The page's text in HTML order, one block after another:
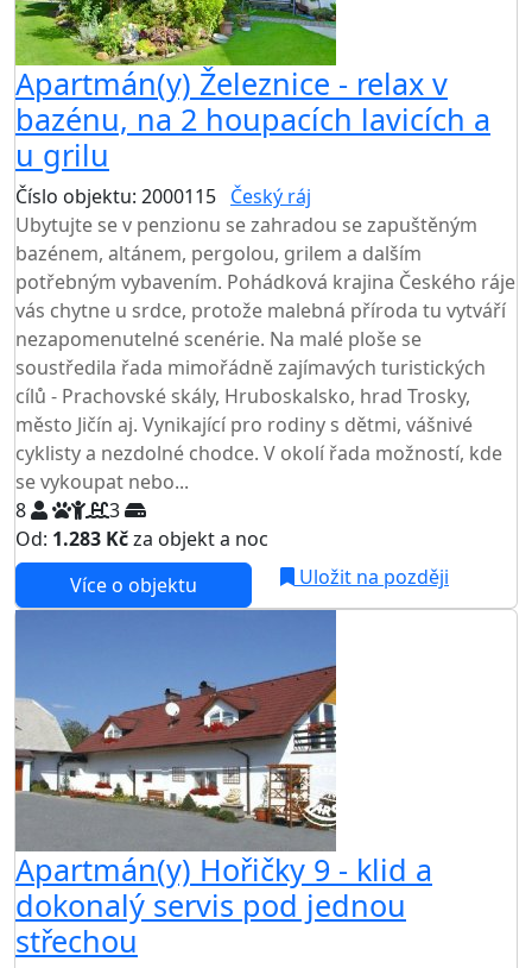
Apartmán(y) Železnice - relax v
bazénu, na 2 houpacích lavicích a
u grilu
Číslo objektu: 2000115 Český ráj
Ubytujte se v penzionu se zahradou se zapuštěným
bazénem, altánem, pergolou, grilem a dalším
potřebným vybavením. Pohádková krajina Českého ráje
vás chytne u srdce, protože malebná příroda tu vytváří
nezapomenutelné scenérie. Na malé ploše se
soustředila řada mimořádně zajímavých turistických
cílů - Prachovské skály, Hruboskalsko, hrad Trosky,
město Jičín aj. Vynikající pro rodiny s dětmi, vášnivé
cyklisty a nezdolné chodce. V okolí řada možností, kde
se vykoupat nebo...
8
3
Od: 1.283 Kčza objekt a noc
Více o objektu
Uložit na později
Apartmán(y) Hořičky 9 - klid a
dokonalý servis pod jednou
střechou